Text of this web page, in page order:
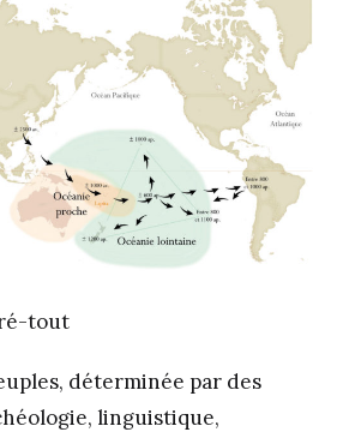
tout
déterminée par des
linguistique,